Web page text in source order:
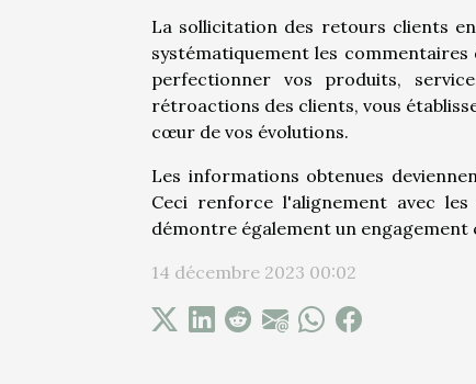
La sollicitation des retours clients
systématiquement les
perfectionner vos produits,
rétroactions des clients, vous
cœur de vos évolutions.
Les informations obtenues
Ceci renforce l'alignement avec
démontre également un
14 décembre 2023 00:02